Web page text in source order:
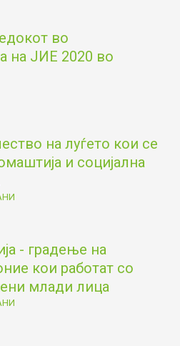
во
на ЈИЕ 2020 во
на луѓето кои се
и социјална
- градење на
кои работат со
млади лица